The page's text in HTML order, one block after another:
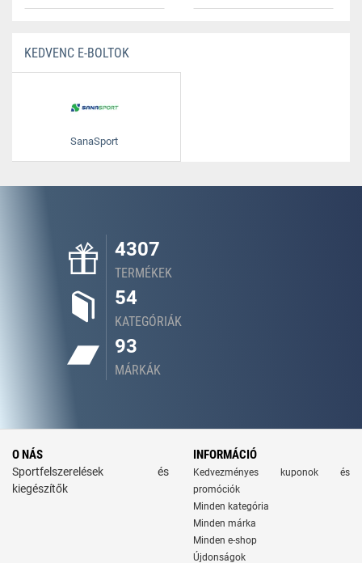
KEDVENC E-BOLTOK
SanaSport
4307
TERMÉKEK
54
KATEGÓRIÁK
93
MÁRKÁK
O NÁS
Sportfelszerelések és
kiegészítők
INFORMÁCIÓ
Kedvezményes kuponok és
promóciók
Minden kategória
Minden márka
Minden e-shop
Újdonságok